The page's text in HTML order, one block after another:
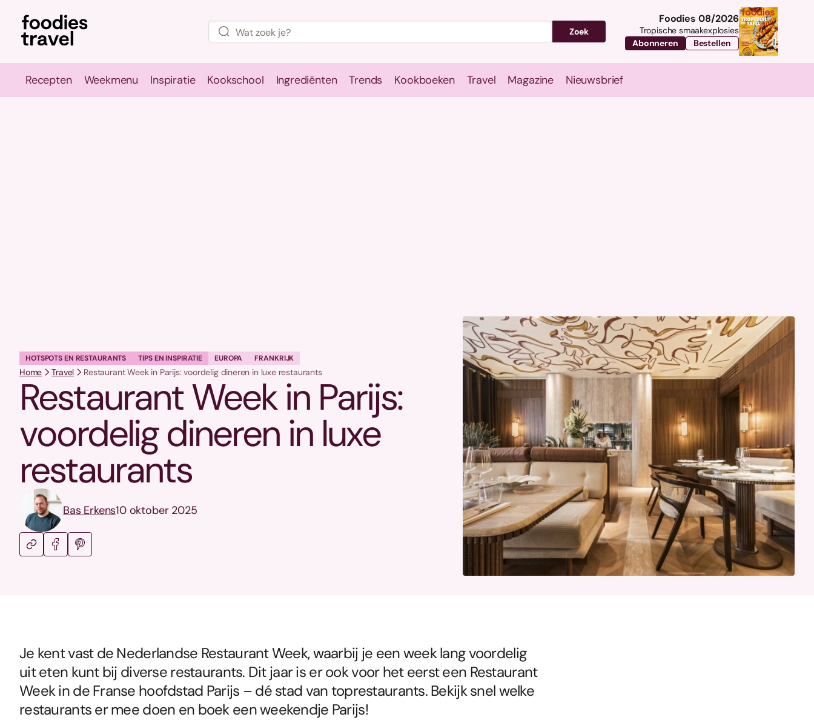
Zoek
Foodies 08/2026
Tropische smaakexplosies
Abonneren
Bestellen
Recepten Weekmenu Inspiratie Kookschool Ingrediënten Trends Kookboeken Travel Magazine Nieuwsbrief
HOTSPOTS EN RESTAURANTS TIPS EN INSPIRATIE EUROPA FRANKRIJK
Home Travel Restaurant Week in Parijs: voordelig dineren in luxe restaurants
Restaurant Week in Parijs:
voordelig dineren in luxe
restaurants
Bas Erkens10 oktober 2025
Je kent vast de Nederlandse Restaurant Week, waarbij je een week lang voordelig
uit eten kunt bij diverse restaurants. Dit jaar is er ook voor het eerst een Restaurant
Week in de Franse hoofdstad Parijs – dé stad van toprestaurants. Bekijk snel welke
restaurants er mee doen en boek een weekendje Parijs!